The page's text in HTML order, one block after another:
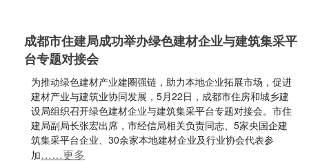
成都市住建局成功举办绿色建材企业与建筑集采平
台专题对接会
为推动绿色建材产业建圈强链，助力本地企业拓展市场，促进
建材产业与建筑业协同发展，5月22日，成都市住房和城乡建
设局组织召开绿色建材企业与建筑集采平台专题对接会。市住
建局副局长张宏出席，市经信局相关负责同志、5家央国企建
筑集采平台企业、30余家本地建材企业及行业协会代表参
加……更多